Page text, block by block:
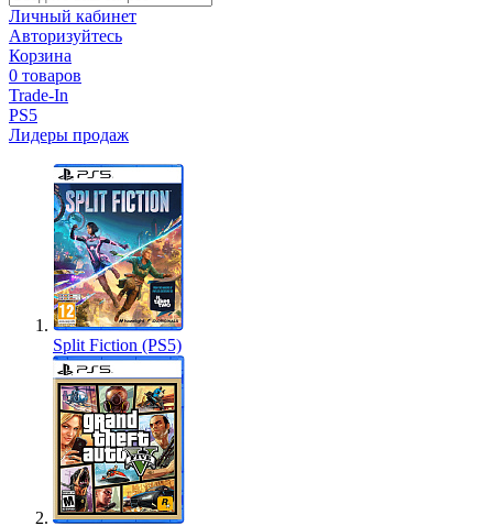
Личный кабинет
Авторизуйтесь
Корзина
0 товаров
Trade-In
PS5
Лидеры продаж
Split Fiction (PS5)